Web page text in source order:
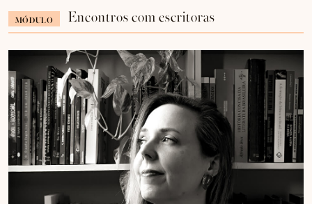
MÓDULO Encontros com escritoras